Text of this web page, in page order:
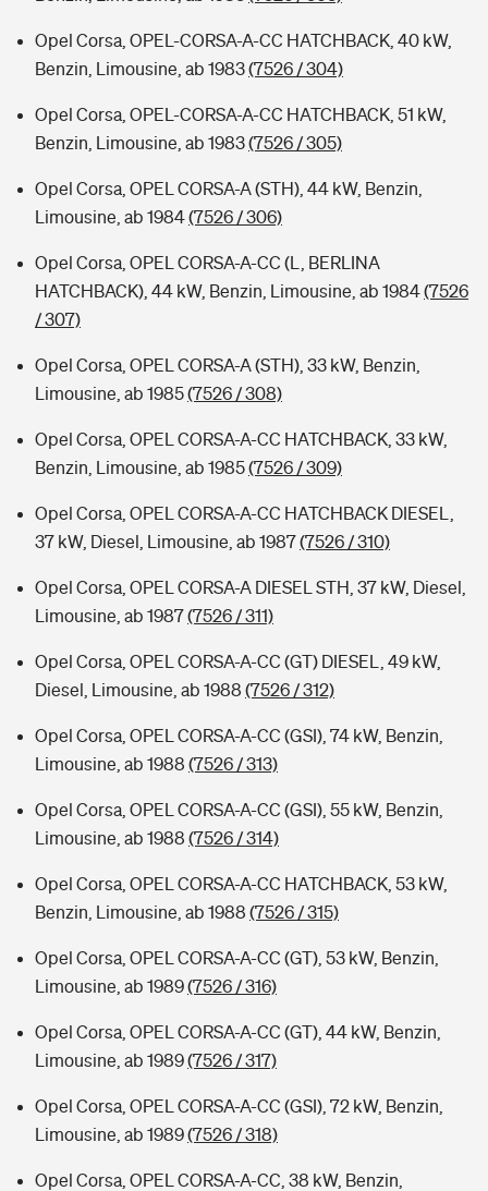
Opel Corsa, OPEL-CORSA-A-CC HATCHBACK, 40 kW,
Benzin, Limousine, ab 1983(7526 / 304)
Opel Corsa, OPEL-CORSA-A-CC HATCHBACK, 51 kW,
Benzin, Limousine, ab 1983(7526 / 305)
Opel Corsa, OPEL CORSA-A (STH), 44 kW, Benzin,
Limousine, ab 1984(7526 / 306)
Opel Corsa, OPEL CORSA-A-CC (L, BERLINA
HATCHBACK), 44 kW, Benzin, Limousine, ab 1984(7526
/ 307)
Opel Corsa, OPEL CORSA-A (STH), 33 kW, Benzin,
Limousine, ab 1985(7526 / 308)
Opel Corsa, OPEL CORSA-A-CC HATCHBACK, 33 kW,
Benzin, Limousine, ab 1985(7526 / 309)
Opel Corsa, OPEL CORSA-A-CC HATCHBACK DIESEL,
37 kW, Diesel, Limousine, ab 1987(7526 / 310)
Opel Corsa, OPEL CORSA-A DIESEL STH, 37 kW, Diesel,
Limousine, ab 1987(7526 / 311)
Opel Corsa, OPEL CORSA-A-CC (GT) DIESEL, 49 kW,
Diesel, Limousine, ab 1988 (7526 / 312)
Opel Corsa, OPEL CORSA-A-CC (GSI), 74 kW, Benzin,
Limousine, ab 1988 (7526 / 313)
Opel Corsa, OPEL CORSA-A-CC (GSI), 55 kW, Benzin,
Limousine, ab 1988 (7526 / 314)
Opel Corsa, OPEL CORSA-A-CC HATCHBACK, 53 kW,
Benzin, Limousine, ab 1988 (7526 / 315)
Opel Corsa, OPEL CORSA-A-CC (GT), 53 kW, Benzin,
Limousine, ab 1989(7526 / 316)
Opel Corsa, OPEL CORSA-A-CC (GT), 44 kW, Benzin,
Limousine, ab 1989(7526 / 317)
Opel Corsa, OPEL CORSA-A-CC (GSI), 72 kW, Benzin,
Limousine, ab 1989(7526 / 318)
Opel Corsa, OPEL CORSA-A-CC, 38 kW, Benzin,